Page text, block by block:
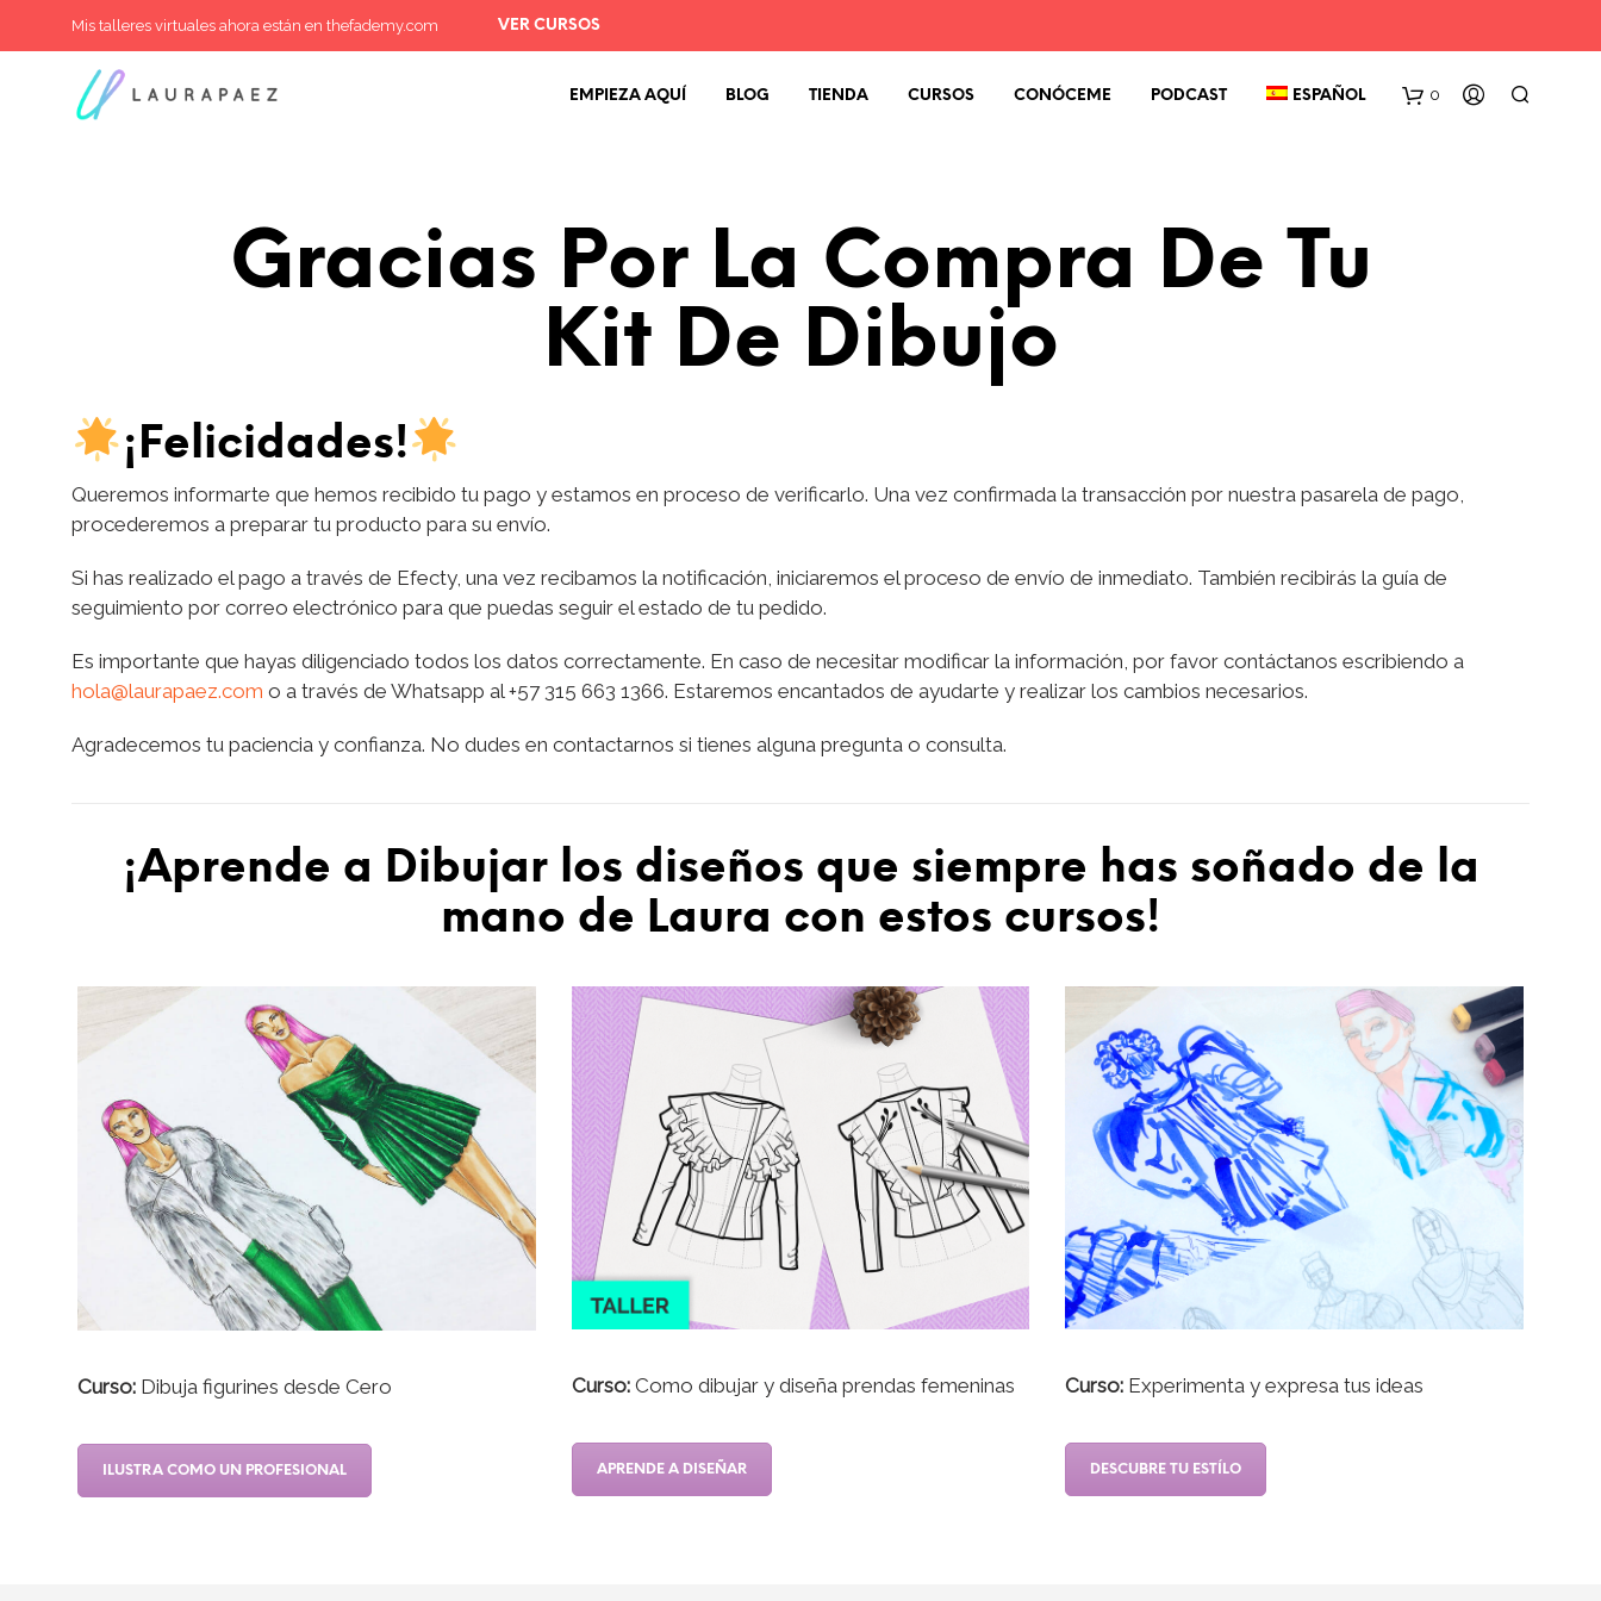
Mis talleres virtuales ahora están en thefademy.com VER CURSOS
0
EMPIEZA AQUÍ BLOG TIENDA CURSOS CONÓCEME PODCAST ESPAÑOL
Gracias Por La Compra De Tu
Kit De Dibujo
¡Felicidades!
Queremos informarte que hemos recibido tu pago y estamos en proceso de verificarlo. Una vez confirmada la transacción por nuestra pasarela de pago,
procederemos a preparar tu producto para su envío.
Si has realizado el pago a través de Efecty, una vez recibamos la notificación, iniciaremos el proceso de envío de inmediato. También recibirás la guía de
seguimiento por correo electrónico para que puedas seguir el estado de tu pedido.
Es importante que hayas diligenciado todos los datos correctamente. En caso de necesitar modificar la información, por favor contáctanos escribiendo a
hola@laurapaez.com o a través de Whatsapp al +57 315 663 1366. Estaremos encantados de ayudarte y realizar los cambios necesarios.
Agradecemos tu paciencia y confianza. No dudes en contactarnos si tienes alguna pregunta o consulta.
¡Aprende a Dibujar los diseños que siempre has soñado de la
mano de Laura con estos cursos!
Curso: Dibuja figurines desde Cero
ILUSTRA COMO UN PROFESIONAL
Curso:Como dibujar y diseña prendas femeninas
APRENDE A DISEÑAR
Curso: Experimenta y expresa tus ideas
DESCUBRE TU ESTÍLO